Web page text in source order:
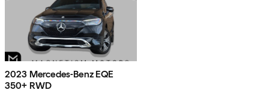
2023 Mercedes-Benz EQE
350+ RWD